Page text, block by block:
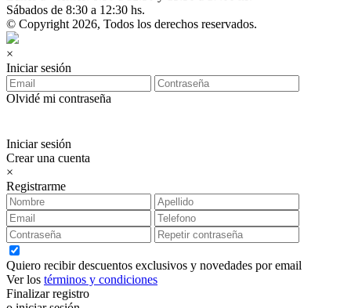
Sábados de 8:30 a 12:30 hs.
© Copyright 2026, Todos los derechos reservados.
×
Iniciar sesión
Olvidé mi contraseña
Iniciar sesión
Crear una cuenta
×
Registrarme
Quiero recibir descuentos exclusivos y novedades por email
Ver los términos y condiciones
Finalizar registro